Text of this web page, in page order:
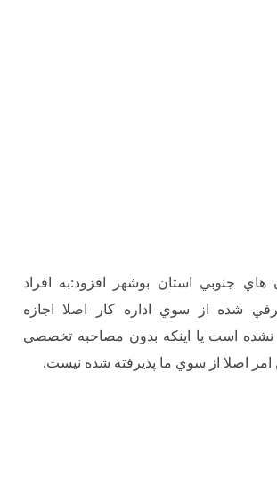
هاي جنوبي استان بوشهر افزود:به افراد
شده از سوي اداره كار اصلا اجازه
نشده است يا اينكه بدون مصاحبه تخصصي
امر اصلا از سوي ما پذيرفته شده نيست.